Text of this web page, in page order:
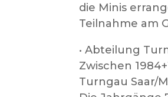
die Minis
Teilnahme am
• Abteilung
Zwischen
Turngau Saar/